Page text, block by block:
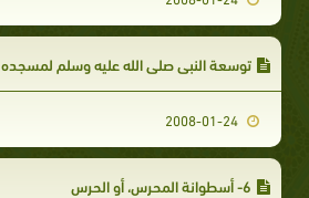
توسعة النبي صلى الله عليه وسلم لمسجده
6- أسطوانة المحرس، أو الحرس